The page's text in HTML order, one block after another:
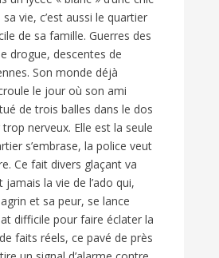
vie, c’est aussi le quartier
de sa famille. Guerres des
drogue, descentes de
Son monde déjà
le jour où son ami
de trois balles dans le dos
nerveux. Elle est la seule
s’embrase, la police veut
Ce fait divers glaçant va
la vie de l’ado qui,
et sa peur, se lance
difficile pour faire éclater la
faits réels, ce pavé de près